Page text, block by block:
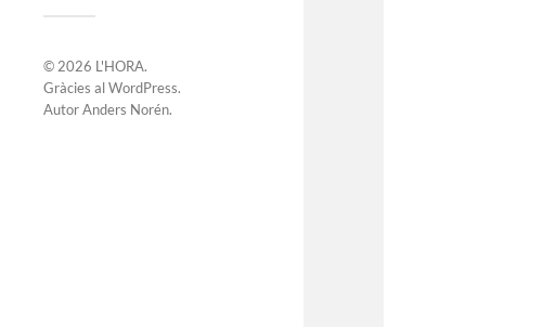
© 2026 L'HORA.
Gràcies alWordPress.
AutorAnders Norén.